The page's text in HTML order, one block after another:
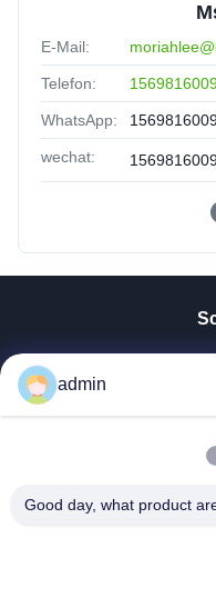
E-Mail:
Telefon:
WhatsApp:
wechat:
admin
Good day, what product